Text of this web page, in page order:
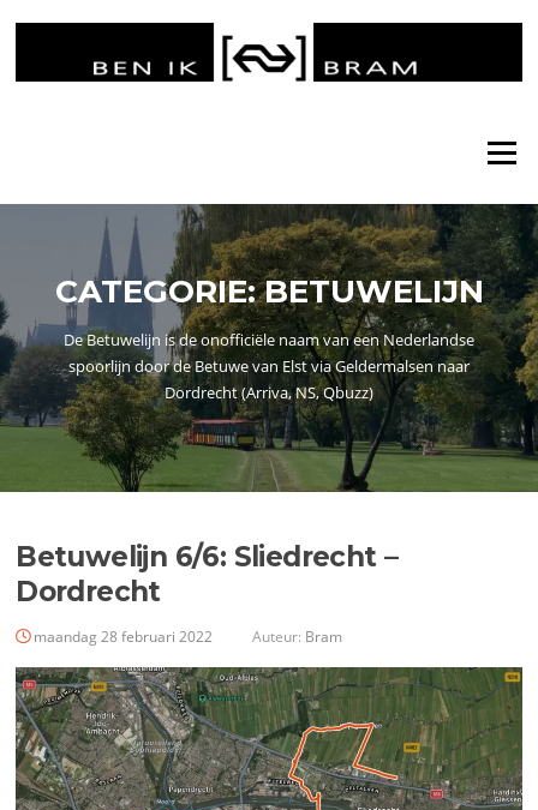
Menu
CATEGORIE:BETUWELIJN
De Betuwelijn is de onofficiële naam van een Nederlandse
spoorlijn door de Betuwe van Elst via Geldermalsen naar
Dordrecht (Arriva, NS, Qbuzz)
Betuwelijn 6/6: Sliedrecht –
Dordrecht
maandag 28 februari 2022 Auteur: Bram